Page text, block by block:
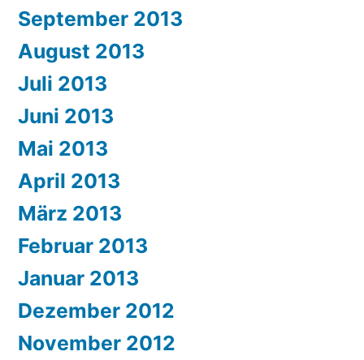
September 2013
August 2013
Juli 2013
Juni 2013
Mai 2013
April 2013
März 2013
Februar 2013
Januar 2013
Dezember 2012
November 2012